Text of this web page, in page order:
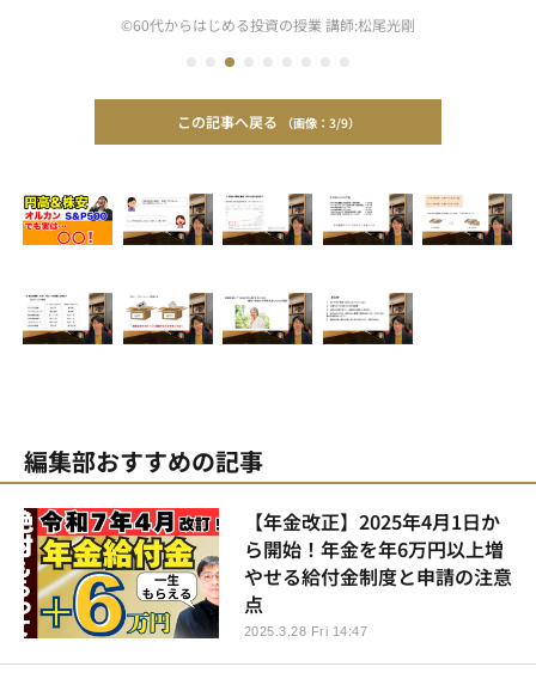
©60代からはじめる投資の授業 講師:松尾光剛
この記事へ戻る 3/9
編集部おすすめの記事
【年金改正】2025年4月1日か
ら開始！年金を年6万円以上増
やせる給付金制度と申請の注意
点
2025.3.28 Fri 14:47